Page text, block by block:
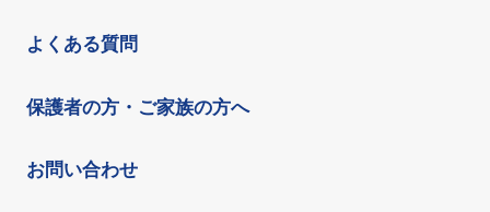
よくある質問
保護者の方・ご家族の方へ
お問い合わせ